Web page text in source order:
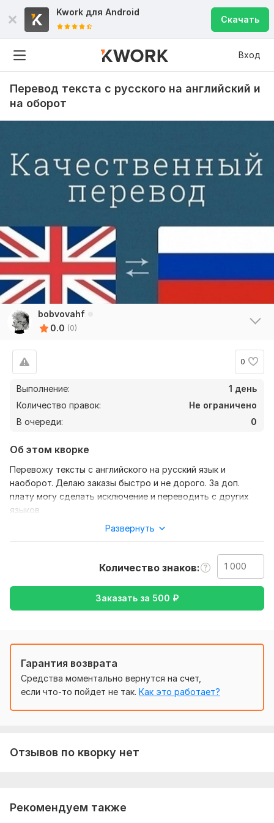
Kwork для Android
Скачать
Вход
Перевод текста с русского на английский и
на оборот
bobvovahf
0.0 (0)
0
Выполнение:
1 день
Количество правок:
Не ограничено
В очереди:
0
Об этом кворке
Перевожу тексты с английского на русский язык и
наоборот. Делаю заказы быстро и не дорого. За доп.
плату могу сделать исключение и переводить с других
языков
задание. Опишите что хотите получить, какие у вас
пожелания. Пришлите файли если они нужны для
выполнения заказа
Тематика:
с Русского на Английский
Объем услуги в кворке: 1 000 знаков
Развернуть
Количество знаков
Заказать за 500 ₽
Гарантия возврата
Средства моментально вернутся на счет,
если что-то пойдет не так. Как это работает?
Отзывов по кворку нет
Рекомендуем также